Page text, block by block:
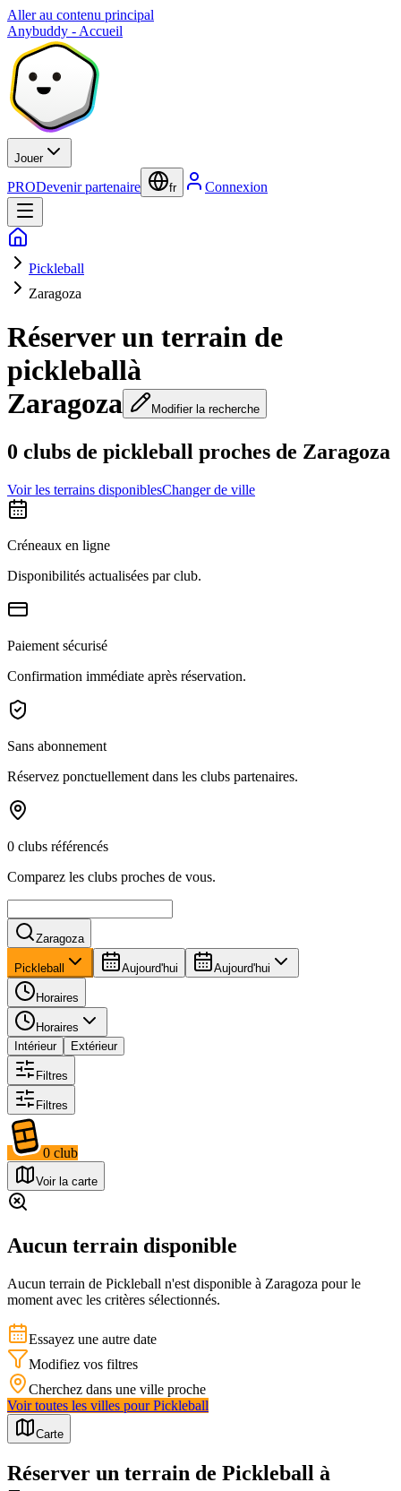
Aller au contenu principal
Anybuddy - Accueil
Jouer
PRODevenir partenaire fr Connexion
Pickleball
Zaragoza
Réserver un terrain de
pickleballà
Zaragoza
Modifier la recherche
0 clubs de pickleball proches de Zaragoza
Voir les terrains disponiblesChanger de ville
Créneaux en ligne
Disponibilités actualisées par club.
Paiement sécurisé
Confirmation immédiate après réservation.
Sans abonnement
Réservez ponctuellement dans les clubs partenaires.
0 clubs référencés
Comparez les clubs proches de vous.
Zaragoza
Pickleball Aujourd'hui Aujourd'hui
Horaires
Horaires
Intérieur
Extérieur
Filtres
Filtres
0 club
Voir la carte
Aucun terrain disponible
Aucun terrain de Pickleball n'est disponible à Zaragoza pour le
moment avec les critères sélectionnés.
Essayez une autre date
Modifiez vos filtres
Cherchez dans une ville proche
Voir toutes les villes pourPickleball
Carte
Réserver un terrain de Pickleball à